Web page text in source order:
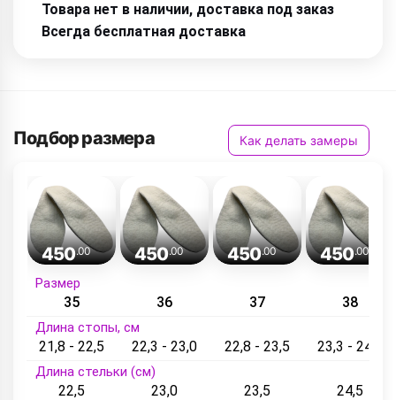
Товара нет в наличии, доставка под заказ
Всегда бесплатная доставка
Подбор размера Как делать замеры
Размер
Длина стопы, см
Длина стельки (см)
450.00
35
21,8 - 22,5
22,5
450.00
36
22,3 - 23,0
23,0
450.00
37
22,8 - 23,5
23,5
450.00
38
23,3 - 24,5
24,5